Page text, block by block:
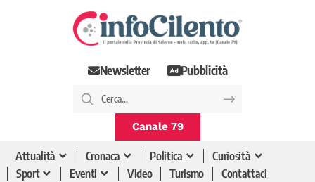
Newsletter Pubblicità
Canale 79
Attualità Cronaca Politica
Curiosità
Sport
Eventi Video Turismo Contattaci